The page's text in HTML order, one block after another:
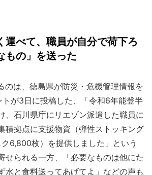
運べて、職員が自分で荷下ろ
もの」を送った
のは、徳島県が防災・危機管理情報を
が3日に投稿した、「令和6年能登半
、石川県庁にリエゾン派遣した職員に
積拠点に支援物資（弾性ストッキング
6,800枚）を提供しました」という
せられる一方、「必要なものは他にた
水と食料送ってあげてよ」などの声も